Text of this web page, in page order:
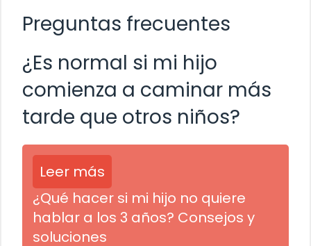
Preguntas frecuentes
¿Es normal si mi hijo
comienza a caminar más
tarde que otros niños?
Leer más
¿Qué hacer si mi hijo no quiere
hablar a los 3 años? Consejos y
soluciones